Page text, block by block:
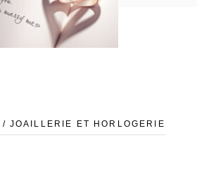
JOAILLERIE ET HORLOGERIE